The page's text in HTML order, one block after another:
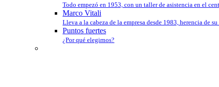
Todo empezó en 1953, con un taller de asistencia en el
Marco Vitali
Lleva a la cabeza de la empresa desde 1983, herencia de
Puntos fuertes
¿Por qué elegirnos?